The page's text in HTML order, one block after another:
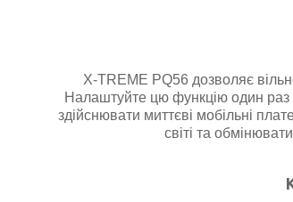
X-TREME PQ56 дозволяє
Налаштуйте цю функцію один раз
здійснювати миттєві мобільні
світі та